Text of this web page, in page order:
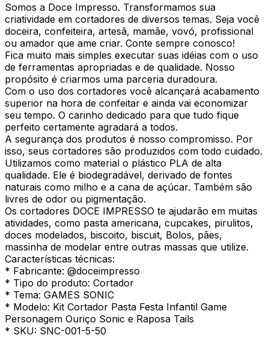
Somos a Doce Impresso. Transformamos sua
criatividade em cortadores de diversos temas. Seja você
doceira, confeiteira, artesã, mamãe, vovó, profissional
ou amador que ame criar. Conte sempre conosco!
Fica muito mais simples executar suas idéias com o uso
de ferramentas apropriadas e de qualidade. Nosso
propósito é criarmos uma parceria duradoura.
Com o uso dos cortadores você alcançará acabamento
superior na hora de confeitar e ainda vai economizar
seu tempo. O carinho dedicado para que tudo fique
perfeito certamente agradará a todos.
A segurança dos produtos é nosso compromisso. Por
isso, seus cortadores são produzidos com todo cuidado.
Utilizamos como material o plástico PLA de alta
qualidade. Ele é biodegradável, derivado de fontes
naturais como milho e a cana de açúcar. Também são
livres de odor ou pigmentação.
Os cortadores DOCE IMPRESSO te ajudarão em muitas
atividades, como pasta americana, cupcakes, pirulitos,
doces modelados, biscoito, biscuit, Bolos, pães,
massinha de modelar entre outras massas que utilize.
Características técnicas:
* Fabricante: @doceimpresso
* Tipo do produto: Cortador
* Tema: GAMES SONIC
* Modelo: Kit Cortador Pasta Festa Infantil Game
Personagem Ouriço Sonic e Raposa Tails
* SKU: SNC-001-5-50